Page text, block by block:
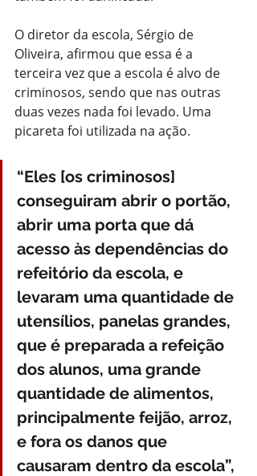
O diretor da escola, Sérgio de
Oliveira, afirmou que essa é a
terceira vez que a escola é alvo de
criminosos, sendo que nas outras
duas vezes nada foi levado. Uma
picareta foi utilizada na ação.
“Eles [os criminosos]
conseguiram abrir o portão,
abrir uma porta que dá
acesso às dependências do
refeitório da escola, e
levaram uma quantidade de
utensílios, panelas grandes,
que é preparada a refeição
dos alunos, uma grande
quantidade de alimentos,
principalmente feijão, arroz,
e fora os danos que
causaram dentro da escola”,